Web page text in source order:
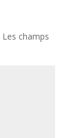
Les champs